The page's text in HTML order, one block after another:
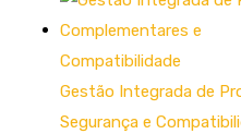
Gestão Integrada de
Segurança e